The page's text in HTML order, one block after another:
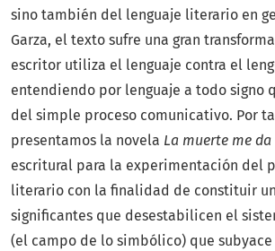
sino también del lenguaje literario en
Garza, el texto sufre una gran
escritor utiliza el lenguaje contra el
entendiendo por lenguaje a todo signo
del simple proceso comunicativo. Por
presentamos la novela La muerte me da
escritural para la experimentación del
literario con la finalidad de constituir
significantes que desestabilicen el
(el campo de lo simbólico) que